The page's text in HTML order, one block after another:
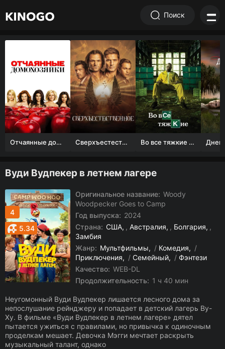
Поиск
Отчаянные домохозяйки (1 сезон) Сверхъестественное Во все тяжкие 1-5 сезон
Вуди Вудпекер в летнем лагере
4
5.34
Оригинальное название: Woody
Woodpecker Goes to Camp
Год выпуска: 2024
Страна: США , Австралия , Болгария ,
Замбия
Жанр: Мультфильмы / Комедия
/
Приключения
/ Семейный / Фэнтези
Качество: WEB-DL
Продолжительность: 1 ч 40 мин
Неугомонный Вуди Вудпекер лишается лесного дома за
непослушание рейнджеру и попадает в детский лагерь Ву-
Ху. В фильме «Вуди Вудпекер в летнем лагере» дятел
пытается ужиться с правилами, но привычка к одиночным
проделкам мешает. Девочка Мэгги мечтает раскрыть
музыкальный талант, однако